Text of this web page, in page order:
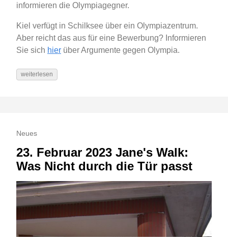
informieren die Olympiagegner.
Kiel verfügt in Schilksee über ein Olympiazentrum.
Aber reicht das aus für eine Bewerbung? Informieren
Sie sich hier über Argumente gegen Olympia.
weiterlesen
Neues
23. Februar 2023 Jane's Walk:
Was Nicht durch die Tür passt